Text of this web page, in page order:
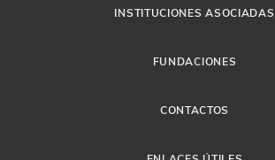
INSTITUCIONES ASOCIADAS
FUNDACIONES
CONTACTOS